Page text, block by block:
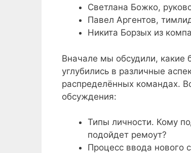
Светлана Божко,
Павел Аргентов,
Никита Борзых из
Вначале мы обсудили, какие
углубились в различные
распределённых командах.
обсуждения:
Типы личности. Кому
подойдет ремоут?
Процесс ввода нового